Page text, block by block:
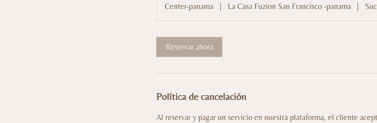
Center-panama
La Casa Fuzion San Francisco -panama
Reservar ahora
Política de cancelación
Al reservar y pagar un servicio en nuestra plataforma, el cliente